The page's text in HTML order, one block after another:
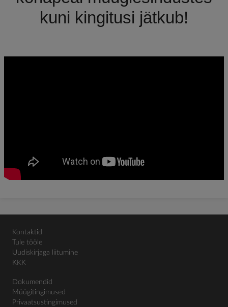
kuni kingitusi jätkub!
Kontaktid
Tule tööle
Uudiskirjaga liitumine
KKK
Dokumendid
Müügitingimused
Privaatsustingimused